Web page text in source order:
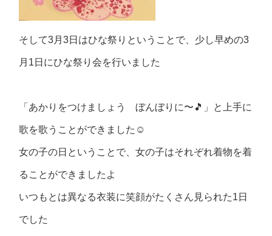
そして3月3日はひな祭りということで、少し早めの3
月1日にひな祭り会を行いました
「あかりをつけましょう ぼんぼりに〜🎵」と上手に
歌を歌うことができました☺️
女の子の日ということで、女の子はそれぞれ着物を着
ることができましたよ
いつもとは異なる衣装に笑顔がたくさん見られた1日
でした